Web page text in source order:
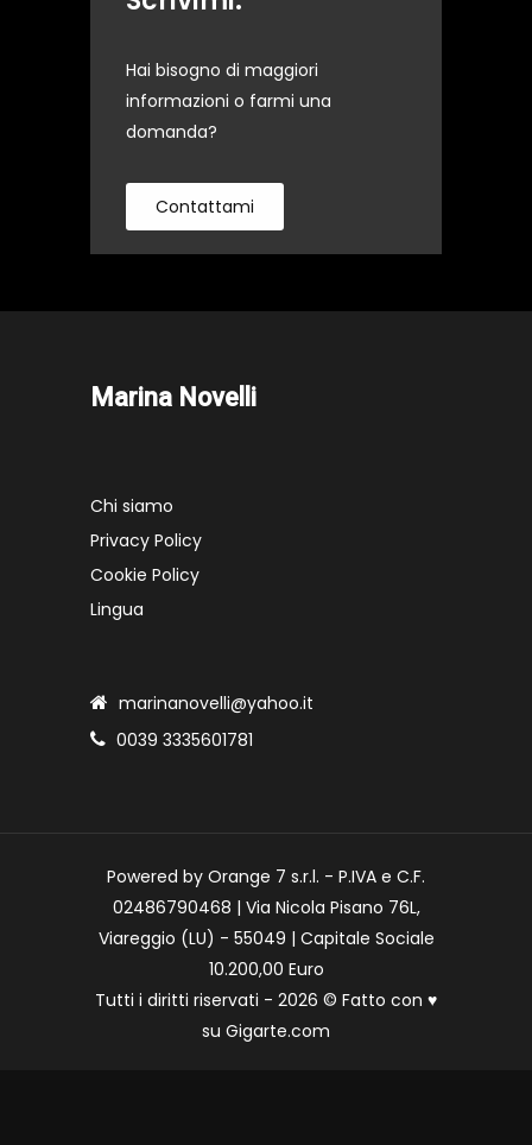
Hai bisogno di maggiori
informazioni o farmi una
domanda?
Contattami
Marina Novelli
Chi siamo
Privacy Policy
Cookie Policy
Lingua
marinanovelli@yahoo.it
0039 3335601781
Powered by Orange 7 s.r.l. - P.IVA e C.F.
02486790468 | Via Nicola Pisano 76L,
Viareggio (LU) - 55049 | Capitale Sociale
10.200,00 Euro
Tutti i diritti riservati - 2026 © Fatto con ♥
su Gigarte.com